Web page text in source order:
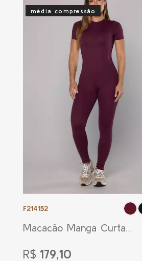
média compressão
F214152
Macacão Manga Curta
R$ 179,10